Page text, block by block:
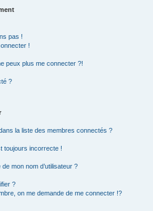
pas !
!
peux plus me connecter ?!
?
la liste des membres connectés ?
toujours incorrecte !
mon nom d’utilisateur ?
?
on me demande de me connecter !?